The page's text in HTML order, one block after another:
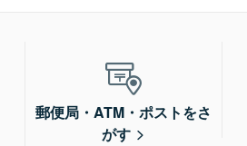
郵便局・ATM・ポストをさ
がす